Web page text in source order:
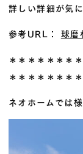
詳しい詳細が気
参考URL： 球磨
＊＊＊＊＊＊＊
＊＊＊＊＊＊＊
ネオホームでは